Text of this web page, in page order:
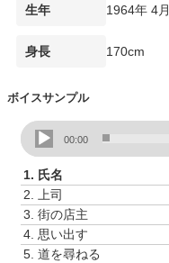
生年 1964年 4月
身長 170cm
ボイスサンプル
音
声
プ
レ
ー
ヤ
ー
00:00
1. 氏名
2. 上司
3. 街の店主
4. 思い出す
5. 道を尋ねる